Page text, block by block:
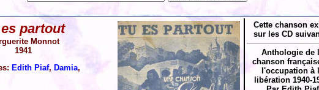
partout
Monnot
1941
Edith Piaf, Damia,
Cette chanson
sur les CD
Anthologie de
chanson
l'occupation à
libération 1940-